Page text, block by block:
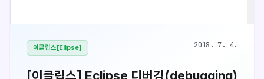
이클립스[Elipse] 2018. 7. 4.
[이클립스] Eclipse 디버깅(debugging)